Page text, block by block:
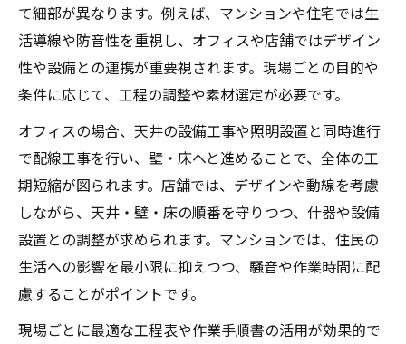
て細部が異なります。例えば、マンションや住宅では生
活導線や防音性を重視し、オフィスや店舗ではデザイン
性や設備との連携が重要視されます。現場ごとの目的や
条件に応じて、工程の調整や素材選定が必要です。
オフィスの場合、天井の設備工事や照明設置と同時進行
で配線工事を行い、壁・床へと進めることで、全体の工
期短縮が図られます。店舗では、デザインや動線を考慮
しながら、天井・壁・床の順番を守りつつ、什器や設備
設置との調整が求められます。マンションでは、住民の
生活への影響を最小限に抑えつつ、騒音や作業時間に配
慮することがポイントです。
現場ごとに最適な工程表や作業手順書の活用が効果的で